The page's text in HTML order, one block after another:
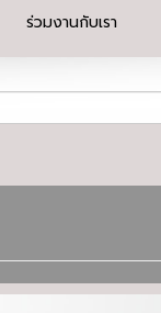
ร่วมงานกับเรา